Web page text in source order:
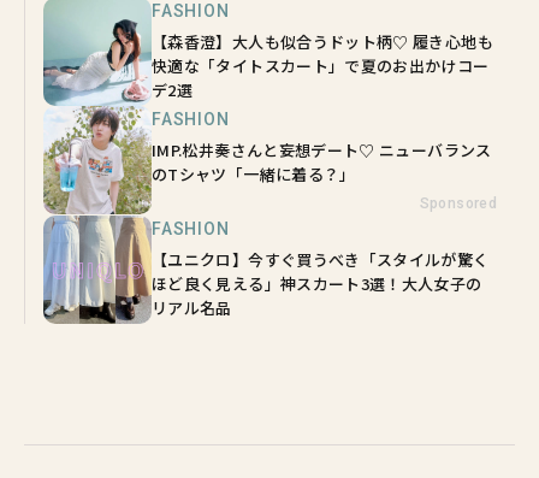
FASHION
【森香澄】大人も似合うドット柄♡ 履き心地も
快適な「タイトスカート」で夏のお出かけコー
デ2選
FASHION
IMP.松井奏さんと妄想デート♡ ニューバランス
のTシャツ「一緒に着る？」
Sponsored
FASHION
【ユニクロ】今すぐ買うべき「スタイルが驚く
ほど良く見える」神スカート3選！大人女子の
リアル名品